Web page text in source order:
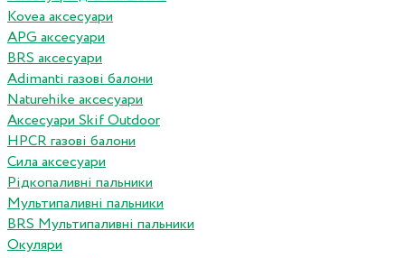
Kovea аксесуари
APG аксесуари
BRS аксесуари
Adimanti газові балони
Naturehike аксесуари
Аксесуари Skif Outdoor
HPCR газові балони
Сила аксесуари
Рідкопаливні пальники
Мультипаливні пальники
BRS Мультипаливні пальники
Окуляри